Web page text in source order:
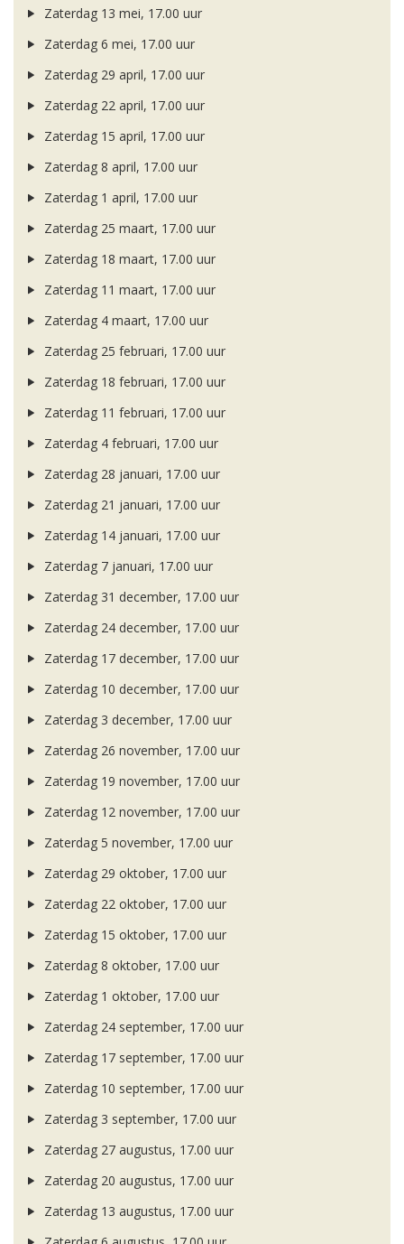
Zaterdag 13 mei, 17.00 uur
Zaterdag 6 mei, 17.00 uur
Zaterdag 29 april, 17.00 uur
Zaterdag 22 april, 17.00 uur
Zaterdag 15 april, 17.00 uur
Zaterdag 8 april, 17.00 uur
Zaterdag 1 april, 17.00 uur
Zaterdag 25 maart, 17.00 uur
Zaterdag 18 maart, 17.00 uur
Zaterdag 11 maart, 17.00 uur
Zaterdag 4 maart, 17.00 uur
Zaterdag 25 februari, 17.00 uur
Zaterdag 18 februari, 17.00 uur
Zaterdag 11 februari, 17.00 uur
Zaterdag 4 februari, 17.00 uur
Zaterdag 28 januari, 17.00 uur
Zaterdag 21 januari, 17.00 uur
Zaterdag 14 januari, 17.00 uur
Zaterdag 7 januari, 17.00 uur
Zaterdag 31 december, 17.00 uur
Zaterdag 24 december, 17.00 uur
Zaterdag 17 december, 17.00 uur
Zaterdag 10 december, 17.00 uur
Zaterdag 3 december, 17.00 uur
Zaterdag 26 november, 17.00 uur
Zaterdag 19 november, 17.00 uur
Zaterdag 12 november, 17.00 uur
Zaterdag 5 november, 17.00 uur
Zaterdag 29 oktober, 17.00 uur
Zaterdag 22 oktober, 17.00 uur
Zaterdag 15 oktober, 17.00 uur
Zaterdag 8 oktober, 17.00 uur
Zaterdag 1 oktober, 17.00 uur
Zaterdag 24 september, 17.00 uur
Zaterdag 17 september, 17.00 uur
Zaterdag 10 september, 17.00 uur
Zaterdag 3 september, 17.00 uur
Zaterdag 27 augustus, 17.00 uur
Zaterdag 20 augustus, 17.00 uur
Zaterdag 13 augustus, 17.00 uur